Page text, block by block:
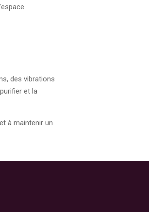
des vibrations
et la
à maintenir un